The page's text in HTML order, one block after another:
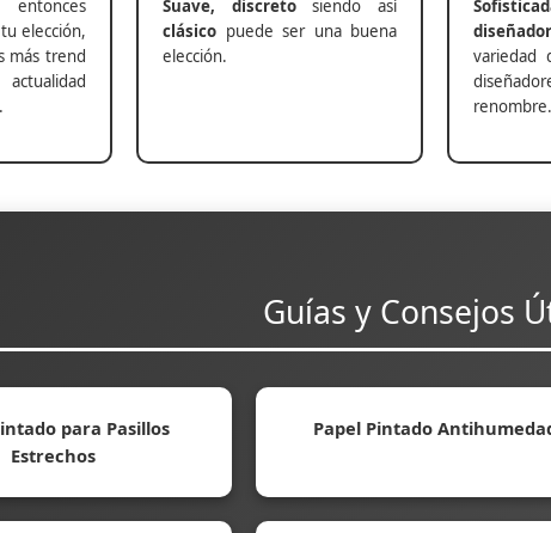
elección,
más trend
Suave, discretosiendo así
clásico puede ser una buena
elección.
variedad
renombre.
Guías y Consejos
para Pasillos
Estrechos
Papel Pintado